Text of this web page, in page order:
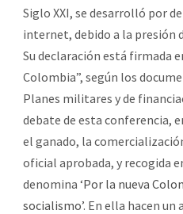
Siglo XXI, se desarrolló por
internet, debido a la
Su declaración está firmada
Colombia”, según los
Planes militares y de
debate de esta conferencia,
el ganado, la
oficial aprobada, y recogida
denomina ‘Por la nueva
socialismo’. En ella hacen un